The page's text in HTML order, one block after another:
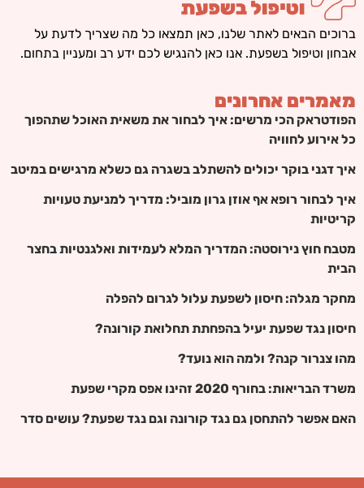
ברוכים הבאים לאתר שלנו, כאן תמצאו כל מה שצריך לדעת על
אבחון וטיפול בשפעת. אנו כאן להנגיש לכם ידע רב ומעניין בתחום.
מאמרים אחרונים
הפודטראק הכי מרשים: איך לבחור את משאית האוכל שתהפוך
כל אירוע לחוויה
איך דגני בוקר יכולים להשתלב בשגרה גם כשלא מרגישים במיטב
איך לבחור רופא אף אוזן גרון מוביל: מדריך למניעת טעויות
קריטיות
מטבח חוץ נירוסטה: המדריך המלא לעמידות ואלגנטיות בחצר
הבית
מחקר מגלה: חיסון לשפעת עלול לגרום להפלה
חיסון נגד שפעת יעיל בהפחתת תחלואת קורונה?
מהו צנרור קנה? ולמה הוא נועד?
משרד הבריאות: בחורף 2020 זהינו אפס מקרי שפעת
האם אפשר להתחסן גם נגד קורונה וגם נגד שפעת? עושים סדר